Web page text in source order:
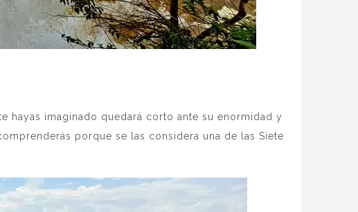
hayas imaginado quedará corto ante su enormidad y
porque se las considera una de las Siete